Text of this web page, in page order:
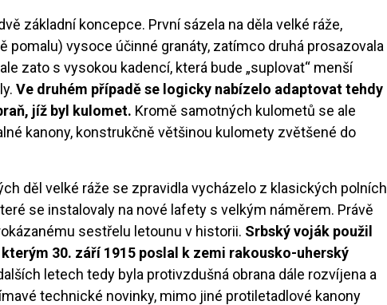
základní koncepce. První sázela na děla velké ráže,
pomalu) vysoce účinné granáty, zatímco druhá prosazovala
zato s vysokou kadencí, která bude „suplovat“ menší
Ve druhém případě se logicky nabízelo adaptovat tehdy
jíž byl kulomet. Kromě samotných kulometů se ale
kanony, konstrukčně většinou kulomety zvětšené do
děl velké ráže se zpravidla vycházelo z klasických polních
se instalovaly na nové lafety s velkým náměrem. Právě
sestřelu letounu v historii. Srbský voják použil
30. září 1915 poslal k zemi rakousko-uherský
letech tedy byla protivzdušná obrana dále rozvíjena a
technické novinky, mimo jiné protiletadlové kanony